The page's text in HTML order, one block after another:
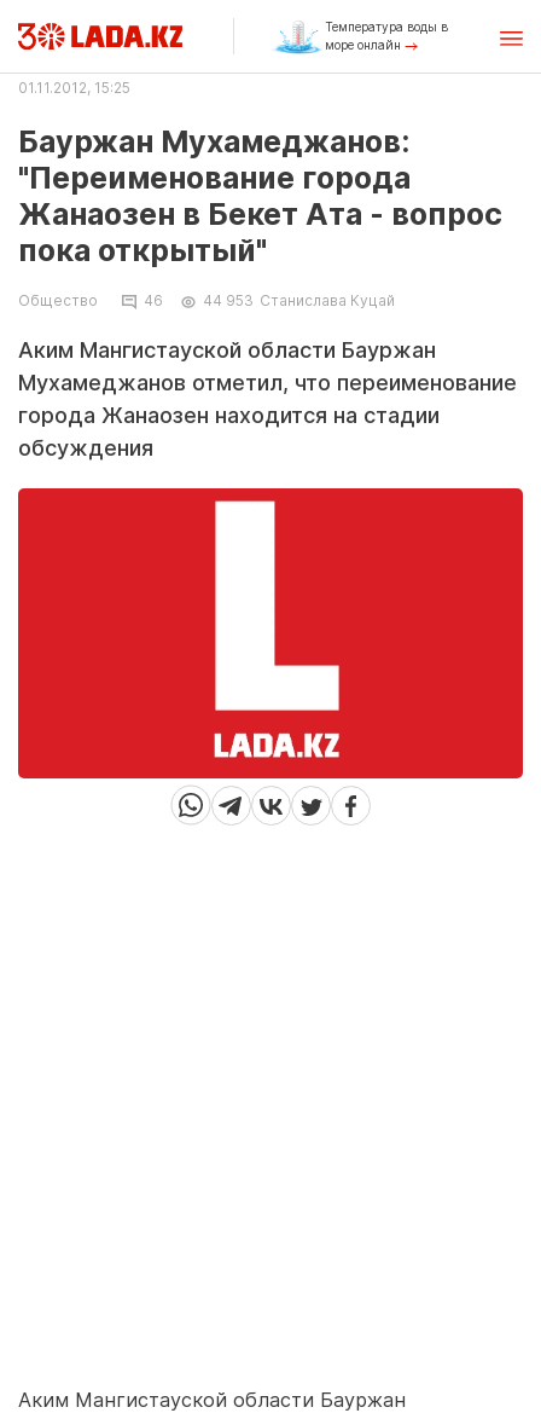
Температура воды в
море онлайн
01.11.2012, 15:25
Бауржан Мухамеджанов:
"Переименование города
Жанаозен в Бекет Ата - вопрос
пока открытый"
Общество 46 44 953 Станислава Куцай
Аким Мангистауской области Бауржан
Мухамеджанов отметил, что переименование
города Жанаозен находится на стадии
обсуждения
Аким Мангистауской области Бауржан